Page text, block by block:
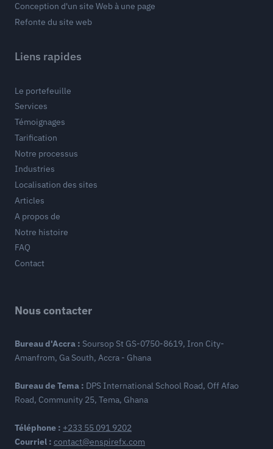
Conception d'un site Web à une page
Refonte du site web
Liens rapides
Le portefeuille
Services
Témoignages
Tarification
Notre processus
Industries
Localisation des sites
Articles
A propos de
Notre histoire
FAQ
Contact
Nous contacter
Bureau d'Accra : Soursop St GS-0750-8619, Iron City-
Amanfrom, Ga South, Accra - Ghana
Bureau de Tema : DPS International School Road, Off Afao
Road, Community 25, Tema, Ghana
Téléphone : +233 55 091 9202
Courriel : contact@enspirefx.com